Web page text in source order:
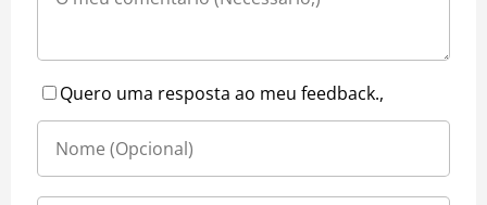
Quero uma resposta ao meu feedback.,